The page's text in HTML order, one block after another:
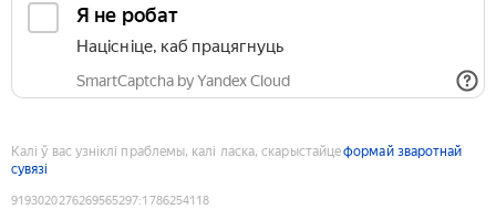
Я не робат
Націсніце, каб працягнуць
SmartCaptcha by Yandex Cloud
Калі ў вас узніклі праблемы, калі ласка, скарыстайцеформай зваротнай
сувязі
9193020276269565297:1786254118